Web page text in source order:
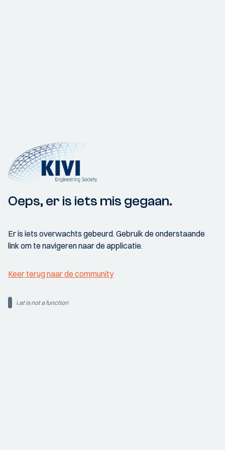
Oeps, er is iets mis gegaan.
Er is iets overwachts gebeurd. Gebruik de onderstaande
link om te navigeren naar de applicatie.
Keer terug naar de community
i.at is not a function